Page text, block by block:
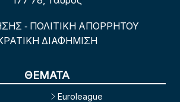
- ΠΟΛΙΤΙΚΗ ΑΠΟΡΡΗΤΟΥ
ΔΙΑΦΗΜΙΣΗ
ΘΕΜΑΤΑ
Euroleague